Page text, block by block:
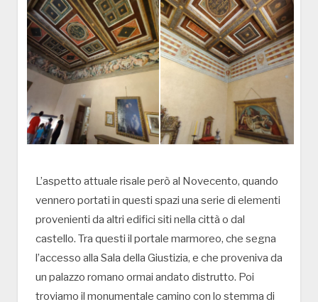
L’aspetto attuale risale però al Novecento, quando
vennero portati in questi spazi una serie di elementi
provenienti da altri edifici siti nella città o dal
castello. Tra questi il portale marmoreo, che segna
l’accesso alla Sala della Giustizia, e che proveniva da
un palazzo romano ormai andato distrutto. Poi
troviamo il monumentale camino con lo stemma di